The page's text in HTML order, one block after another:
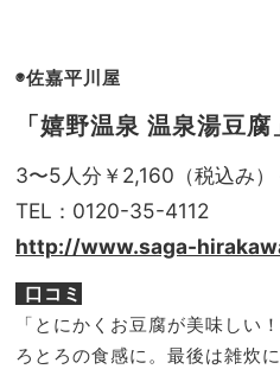
◉佐嘉平川屋
「嬉野温泉 温泉湯豆腐
3〜5人分￥2,160（税込み）
TEL：0120-35-4112
http://www.saga-
口コミ
「 とにかくお豆腐が美味しい
ろとろの食感に。最後は雑炊